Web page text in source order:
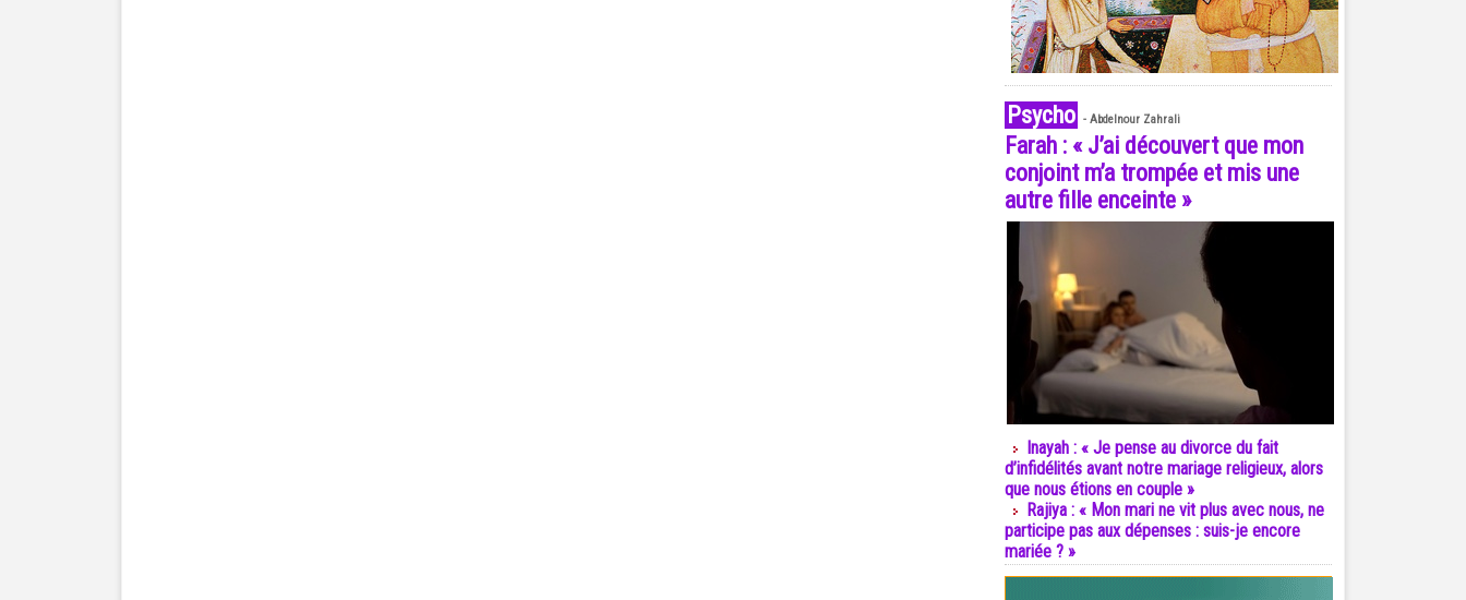
Psycho - Abdelnour Zahrali
Farah : « J’ai découvert que mon
conjoint m’a trompée et mis une
autre fille enceinte »
Inayah : « Je pense au divorce du fait
d’infidélités avant notre mariage religieux, alors
que nous étions en couple »
Rajiya : « Mon mari ne vit plus avec nous, ne
participe pas aux dépenses : suis-je encore
mariée ? »